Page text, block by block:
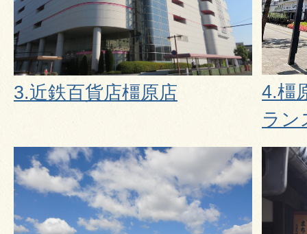
3.近鉄百貨店橿原店
4.橿
ラン